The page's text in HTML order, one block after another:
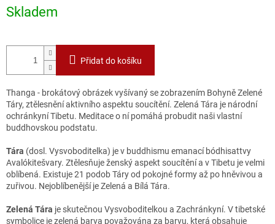
cena:
Skladem
Přidat do košíku
Thanga - brokátový obrázek vyšívaný se zobrazením Bohyně Zelené
Táry, ztělesnění aktivního aspektu soucítění. Zelená Tára je národní
ochránkyní Tibetu. Meditace o ní pomáhá probudit naši vlastní
buddhovskou podstatu.
Tára (dosl. Vysvoboditelka) je v buddhismu emanací bódhisattvy
Avalókitešvary. Ztělesňuje ženský aspekt soucítění a v Tibetu je velmi
oblíbená. Existuje 21 podob Táry od pokojné formy až po hněvivou a
zuřivou. Nejoblíbenější je Zelená a Bílá Tára.
Zelená Tára je skutečnou Vysvoboditelkou a Zachránkyní. V tibetské
symbolice je zelená barva považována za barvu, která obsahuje